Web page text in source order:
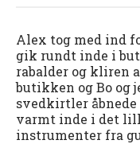
Alex tog med ind
gik rundt inde i
rabalder og kliren
butikken og Bo og
svedkirtler åbnede
varmt inde i det
instrumenter fra